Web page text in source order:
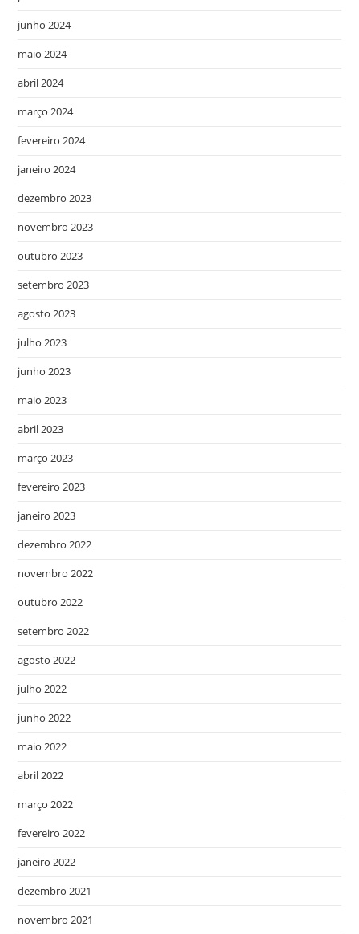
junho 2024
maio 2024
abril 2024
março 2024
fevereiro 2024
janeiro 2024
dezembro 2023
novembro 2023
outubro 2023
setembro 2023
agosto 2023
julho 2023
junho 2023
maio 2023
abril 2023
março 2023
fevereiro 2023
janeiro 2023
dezembro 2022
novembro 2022
outubro 2022
setembro 2022
agosto 2022
julho 2022
junho 2022
maio 2022
abril 2022
março 2022
fevereiro 2022
janeiro 2022
dezembro 2021
novembro 2021